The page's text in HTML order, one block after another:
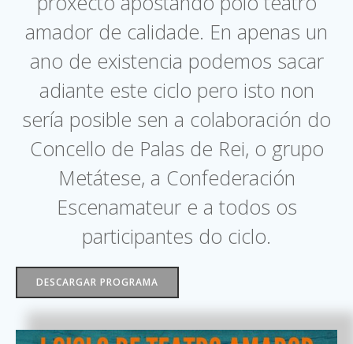
amador de calidade. En apenas un
ano de existencia podemos sacar
adiante este ciclo pero isto non
sería posible sen a colaboración do
Concello de Palas de Rei, o grupo
Metátese, a Confederación
Escenamateur e a todos os
participantes do ciclo.
DESCARGAR PROGRAMA